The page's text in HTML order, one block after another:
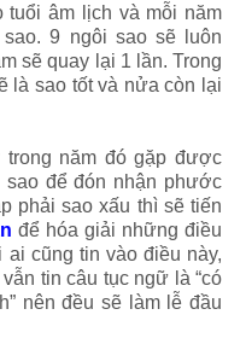
tuổi âm lịch và mỗi năm
9 ngôi sao sẽ luôn
sẽ quay lại 1 lần. Trong
là sao tốt và nửa còn lại
năm đó gặp được
sao để đón nhận phước
phải sao xấu thì sẽ tiến
để hóa giải những điều
ai cũng tin vào điều này,
tin câu tục ngữ là “có
nên đều sẽ làm lễ đầu